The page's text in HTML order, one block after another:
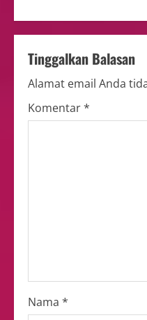
Tinggalkan Balasan
Alamat email Anda
Komentar*
Nama *